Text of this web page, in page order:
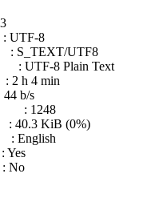
8
UTF8
8 Plain Text
min
s
: 1248
KiB (0%)